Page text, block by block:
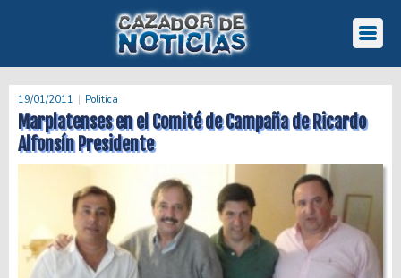
19/01/2011 Politica
Marplatenses en el Comité de Campaña de Ricardo
Alfonsín Presidente